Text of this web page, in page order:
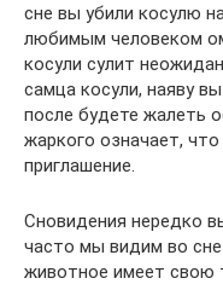
сне вы убили косулю
любимым человеком
косули сулит
самца косули, наяву
после будете жалеть
жаркого означает,
приглашение.
Сновидения нередко
часто мы видим во
животное имеет свою